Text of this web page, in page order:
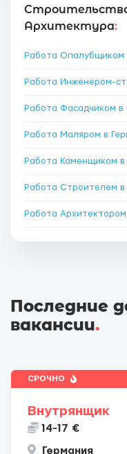
Архитектура:
Работа Опалубщиком
Работа Инженером-
Работа Фасадчиком в
Работа Маляром в
Работа Каменщиком в
Работа Строителем в
Работа
Последние
вакансии.
СРОЧНО
Внутрянщик
14-17 €
Германия